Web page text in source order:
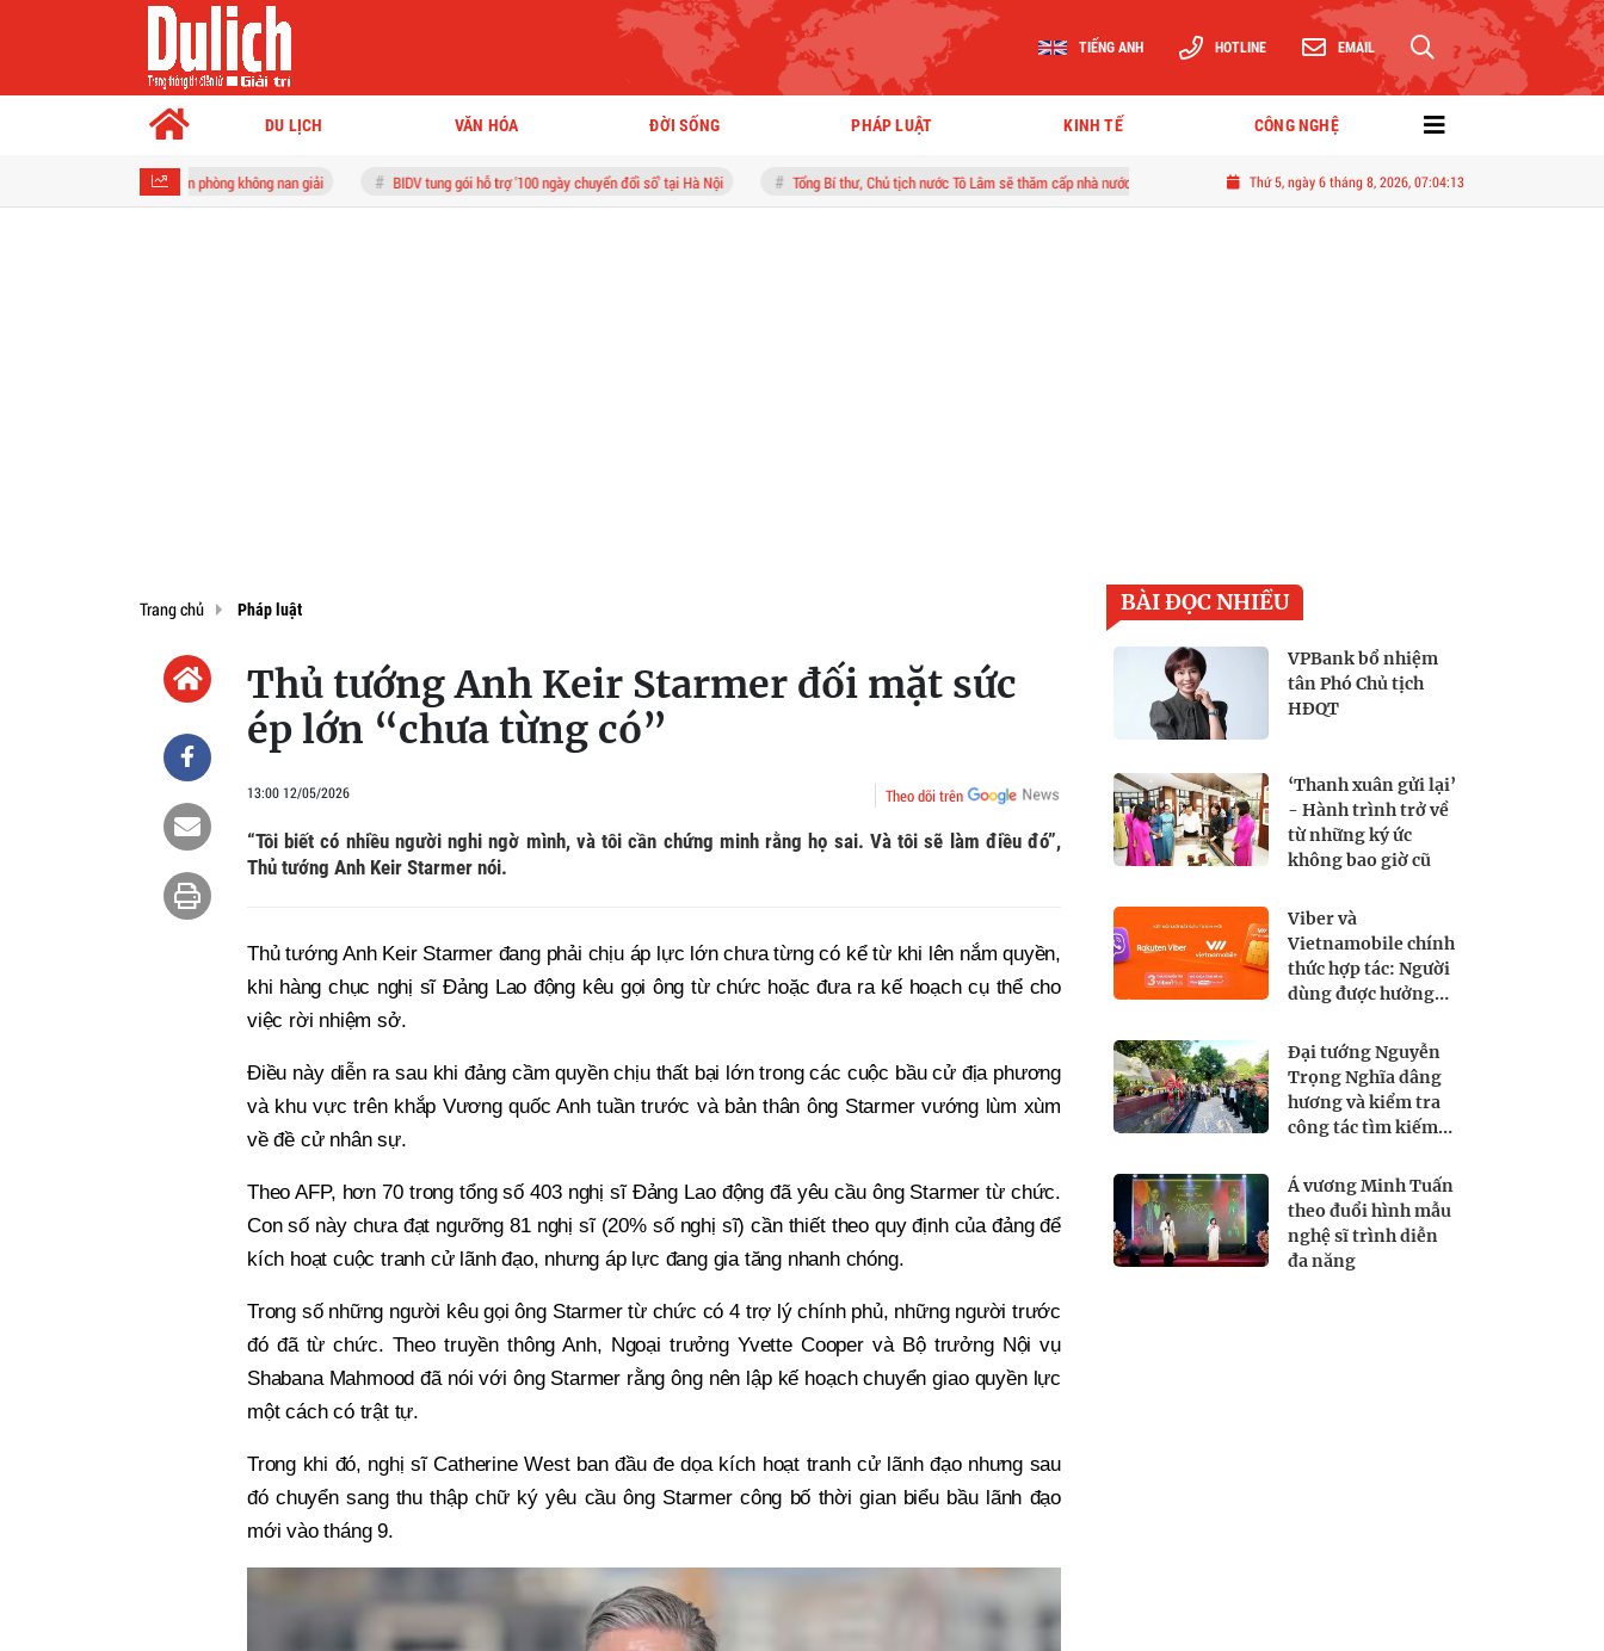
TIẾNG ANH HOTLINE EMAIL
DU LỊCH VĂN HÓA ĐỜI SỐNG PHÁP LUẬT KINH TẾ CÔNG NGHỆ
mặt bài toán phòng không nan giải BIDV tung gói hỗ trợ '100 ngày chuyển đổi số' tại Hà Nội Tổng Bí thư, Chủ tịch nước Tô Lâm sẽ thăm cấp nhà nước tới Australia và New Zealand Vingroup tặng 50% giá vẻ show "Đất nước thiên hùng
Thứ 5, ngày 6 tháng 8, 2026, 07:04:14
Trang chủ Pháp luật
Thủ tướng Anh Keir Starmer đối mặt sức
ép lớn “chưa từng có”
13:00 12/05/2026 Theo dõi trên
“Tôi biết có nhiều người nghi ngờ mình, và tôi cần chứng minh rằng họ sai. Và tôi sẽ làm điều đó”,
Thủ tướng Anh Keir Starmer nói.
Thủ tướng Anh Keir Starmer đang phải chịu áp lực lớn chưa từng có kể từ khi lên nắm quyền,
khi hàng chục nghị sĩ Đảng Lao động kêu gọi ông từ chức hoặc đưa ra kế hoạch cụ thể cho
việc rời nhiệm sở.
Điều này diễn ra sau khi đảng cầm quyền chịu thất bại lớn trong các cuộc bầu cử địa phương
và khu vực trên khắp Vương quốc Anh tuần trước và bản thân ông Starmer vướng lùm xùm
về đề cử nhân sự.
Theo AFP, hơn 70 trong tổng số 403 nghị sĩ Đảng Lao động đã yêu cầu ông Starmer từ chức.
Con số này chưa đạt ngưỡng 81 nghị sĩ (20% số nghị sĩ) cần thiết theo quy định của đảng để
kích hoạt cuộc tranh cử lãnh đạo, nhưng áp lực đang gia tăng nhanh chóng.
Trong số những người kêu gọi ông Starmer từ chức có 4 trợ lý chính phủ, những người trước
đó đã từ chức. Theo truyền thông Anh, Ngoại trưởng Yvette Cooper và Bộ trưởng Nội vụ
Shabana Mahmood đã nói với ông Starmer rằng ông nên lập kế hoạch chuyển giao quyền lực
một cách có trật tự.
Trong khi đó, nghị sĩ Catherine West ban đầu đe dọa kích hoạt tranh cử lãnh đạo nhưng sau
đó chuyển sang thu thập chữ ký yêu cầu ông Starmer công bố thời gian biểu bầu lãnh đạo
mới vào tháng 9.
BÀI ĐỌC NHIỀU
VPBank bổ nhiệm
tân Phó Chủ tịch
HĐQT
‘Thanh xuân gửi lại’
- Hành trình trở về
từ những ký ức
không bao giờ cũ
Viber và
Vietnamobile chính
thức hợp tác: Người
dùng được hưởng
Đại tướng Nguyễn
Trọng Nghĩa dâng
hương và kiểm tra
công tác tìm kiếm,
sĩ tại Công viên Lê
Thị Riêng
Á vương Minh Tuấn
theo đuổi hình mẫu
nghệ sĩ trình diễn
đa năng